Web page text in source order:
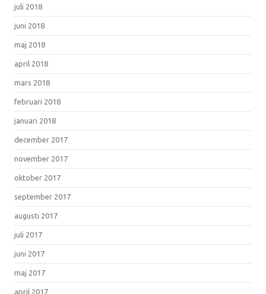
juli 2018
juni 2018
maj 2018
april 2018
mars 2018
februari 2018
januari 2018
december 2017
november 2017
oktober 2017
september 2017
augusti 2017
juli 2017
juni 2017
maj 2017
april 2017